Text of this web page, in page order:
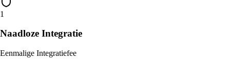
1
Naadloze Integratie
Eenmalige Integratiefee